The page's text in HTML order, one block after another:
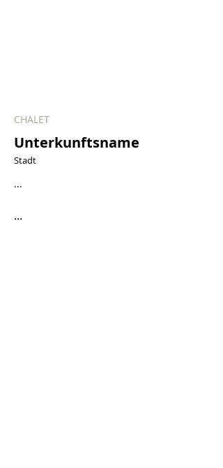
CHALET
Unterkunftsname
Stadt
...
...